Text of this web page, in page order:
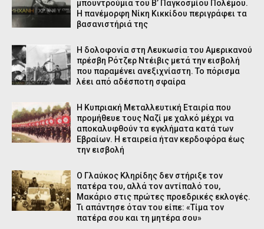
μπουντρούμια του Β’ Παγκοσμίου Πολέμου.
Η πανέμορφη Νίκη Κικκίδου περιγράφει τα
βασανιστήριά της
Η δολοφονία στη Λευκωσία του Αμερικανού
πρέσβη Ρότζερ Ντέιβις μετά την εισβολή
που παραμένει ανεξιχνίαστη. Το πόρισμα
λέει από αδέσποτη σφαίρα
Η Κυπριακή Μεταλλευτική Εταιρία που
προμήθευε τους Ναζί με χαλκό μέχρι να
αποκαλυφθούν τα εγκλήματα κατά των
Εβραίων. Η εταιρεία ήταν κερδοφόρα έως
την εισβολή
Ο Γλαύκος Κληρίδης δεν στήριξε τον
πατέρα του, αλλά τον αντίπαλό του,
Μακάριο στις πρώτες προεδρικές εκλογές.
Τι απάντησε όταν του είπε: «Τίμα τον
πατέρα σου και τη μητέρα σου»